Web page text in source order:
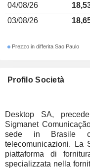
Profilo Società
Desktop SA,
Sigmanet
sede in Brasile
telecomunicazioni. La
piattaforma di
specializzata nella
04/08/26
03/08/26
Prezzo in differita Sao Paulo